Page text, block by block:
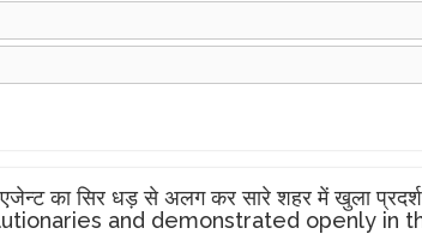
एजेन्ट का सिर धड़ से अलग कर सारे शहर में खुला
and demonstrated openly in